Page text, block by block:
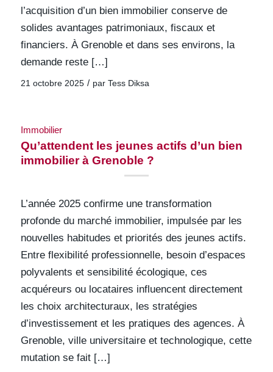
l’acquisition d’un bien immobilier conserve de
solides avantages patrimoniaux, fiscaux et
financiers. À Grenoble et dans ses environs, la
demande reste […]
21 octobre 2025 / par Tess Diksa
Immobilier
Qu’attendent les jeunes actifs d’un bien
immobilier à Grenoble ?
L’année 2025 confirme une transformation
profonde du marché immobilier, impulsée par les
nouvelles habitudes et priorités des jeunes actifs.
Entre flexibilité professionnelle, besoin d’espaces
polyvalents et sensibilité écologique, ces
acquéreurs ou locataires influencent directement
les choix architecturaux, les stratégies
d’investissement et les pratiques des agences. À
Grenoble, ville universitaire et technologique, cette
mutation se fait […]